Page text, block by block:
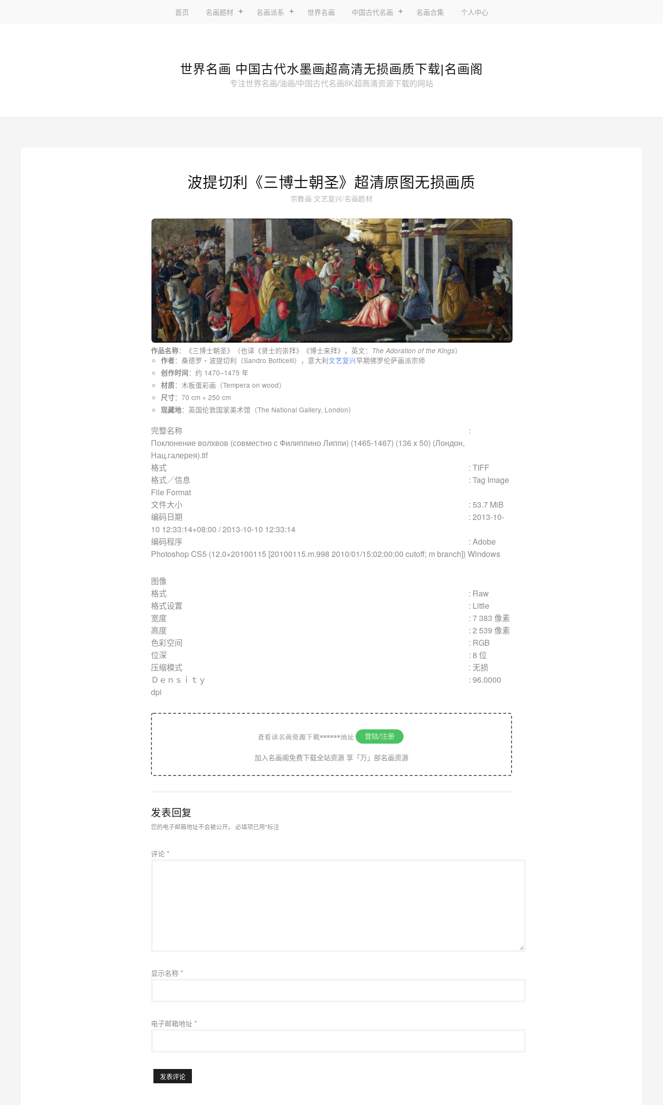
首页 名画题材 名画派系 世界名画 中国古代名画 名画合集 个人中心
世界名画 中国古代水墨画超高清无损画质下载|名画阁
专注世界名画/油画/中国古代名画8K超高清资源下载的网站
波提切利《三博士朝圣》超清原图无损画质
宗教画 文艺复兴/名画题材
作品名称：《三博士朝圣》（也译《贤士的崇拜》《博士来拜》，英文： The Adoration of the Kings）
作者：桑德罗・波提切利（Sandro Botticelli），意大利文艺复兴早期佛罗伦萨画派宗师
创作时间：约 1470–1475 年
材质：木板蛋彩画（Tempera on wood）
尺寸：70 cm × 250 cm
现藏地：英国伦敦国家美术馆（The National Gallery, London）
完整名称 :
Поклонение волхвов (совместно с Филиппино Липпи) (1465-1467) (136 x 50) (Лондон,
Нац.галерея).tif
格式 : TIFF
格式／信息 : Tag Image
File Format
文件大小 : 53.7 MiB
编码日期 : 2013-10-
10 12:33:14+08:00 / 2013-10-10 12:33:14
编码程序 : Adobe
Photoshop CS5 (12.0×20100115 [20100115.m.998 2010/01/15:02:00:00 cutoff; m branch]) Windows
图像
格式 : Raw
格式设置 : Little
宽度 : 7 383 像素
高度 : 2 539 像素
色彩空间 : RGB
位深 : 8 位
压缩模式 : 无损
Ｄｅｎｓｉｔｙ : 96.0000
dpi
加入名画阁免费下载全站资源 享「万」部名画资源
发表回复
您的电子邮箱地址不会被公开。 必填项已用*标注
评论*
显示名称*
电子邮箱地址*